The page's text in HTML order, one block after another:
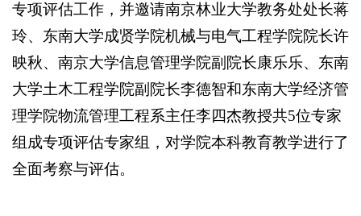
专项评估工作，并邀请南京林业大学教务处处长蒋
玲、东南大学成贤学院机械与电气工程学院院长许
映秋、南京大学信息管理学院副院长康乐乐、东南
大学土木工程学院副院长李德智和东南大学经济管
理学院物流管理工程系主任李四杰教授共5位专家
组成专项评估专家组，对学院本科教育教学进行了
全面考察与评估。